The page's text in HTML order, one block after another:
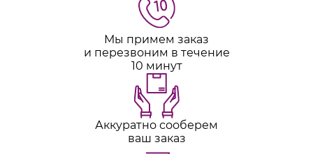
Мы примем заказ
и перезвоним в течение
10 минут
Аккуратно сооберем
ваш заказ